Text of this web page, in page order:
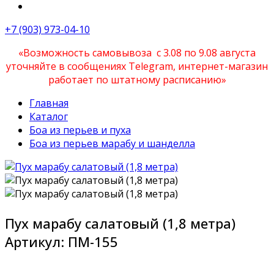
+7 (903) 973-04-10
«Возможность самовывоза с 3.08 по 9.08 августа
уточняйте в сообщениях Telegram, интернет-магазин
работает по штатному расписанию»
Главная
Каталог
Боа из перьев и пуха
Боа из перьев марабу и шанделла
Пух марабу салатовый (1,8 метра)
Артикул: ПМ-155